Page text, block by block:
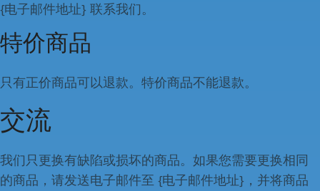
{电子邮件地址} 联系我们。
特价商品
只有正价商品可以退款。特价商品不能退款。
交流
我们只更换有缺陷或损坏的商品。如果您需要更换相同
的商品，请发送电子邮件至 {电子邮件地址}，并将商品